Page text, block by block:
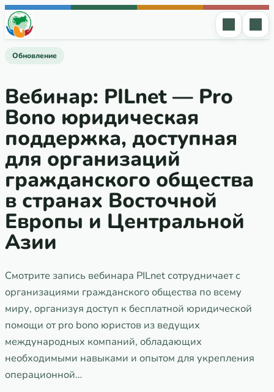
Перейти к содержимому
Обновление
Вебинар: PILnet — Pro
Bono юридическая
поддержка, доступная
для организаций
гражданского общества
в странах Восточной
Европы и Центральной
Азии
Смотрите запись вебинара PILnet сотрудничает с
организациями гражданского общества по всему
миру, организуя доступ к бесплатной юридической
помощи от pro bono юристов из ведущих
международных компаний, обладающих
необходимыми навыками и опытом для укрепления
операционной…